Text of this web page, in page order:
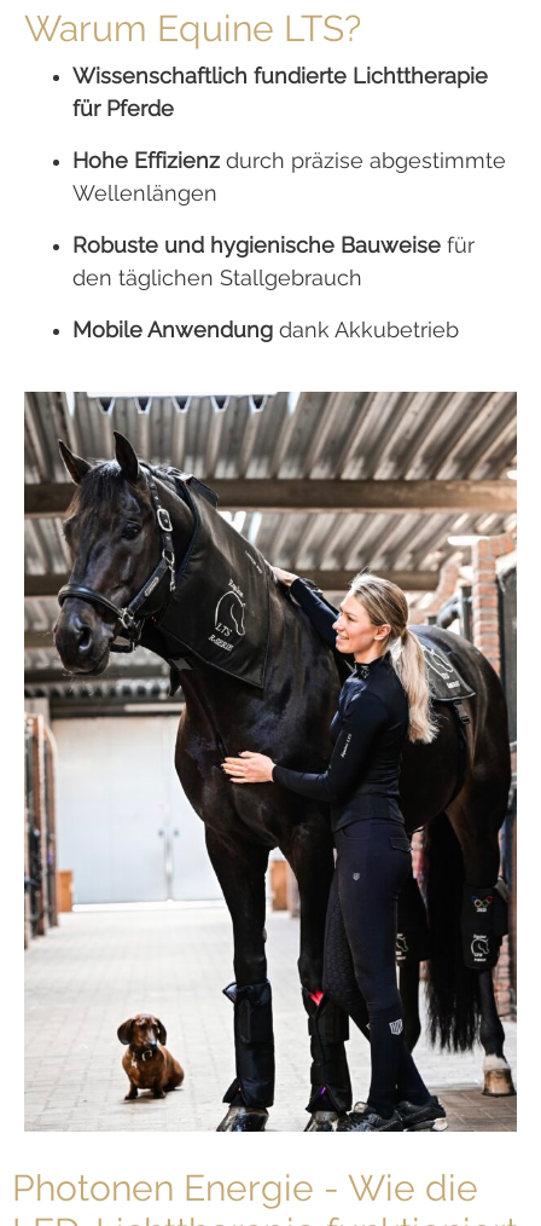
Warum Equine LTS?
Wissenschaftlich fundierte Lichttherapie
für Pferde
Hohe Effizienz durch präzise abgestimmte
Wellenlängen
Robuste und hygienische Bauweise für
den täglichen Stallgebrauch
Mobile Anwendung dank Akkubetrieb
Photonen Energie - Wie die